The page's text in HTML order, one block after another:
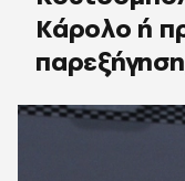
Κάρολο ή